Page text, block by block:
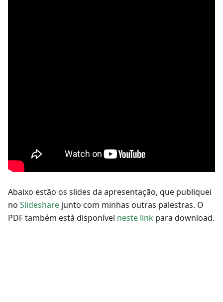
Abaixo estão os slides da apresentação, que publiquei
no Slideshare junto com minhas outras palestras. O
PDF também está disponível neste link para download.